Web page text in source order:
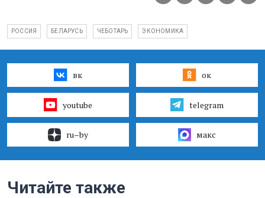
РОССИЯ БЕЛАРУСЬ ЧЕБОТАРЬ ЭКОНОМИКА
вк ок
youtube telegram
ru–by макс
Читайте также